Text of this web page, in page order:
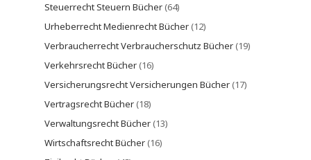
Steuerrecht Steuern Bücher(64)
Urheberrecht Medienrecht Bücher(12)
Verbraucherrecht Verbraucherschutz Bücher(19)
Verkehrsrecht Bücher(16)
Versicherungsrecht Versicherungen Bücher(17)
Vertragsrecht Bücher(18)
Verwaltungsrecht Bücher(13)
Wirtschaftsrecht Bücher(16)